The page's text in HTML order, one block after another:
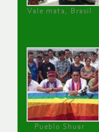
Vale mata, Brasil
Pueblo Shuar